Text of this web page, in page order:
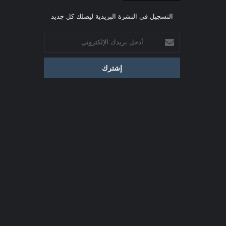
التسجيل فى النشرة البريدية ليصلك كل جديد
بريدك
الإلكتروني